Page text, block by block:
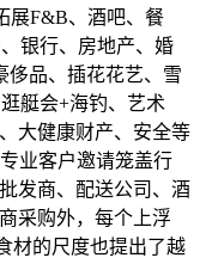
展F&B、酒吧、餐
银行、房地产、婚
侈品、插花花艺、雪
艇会+海钓、艺术
大健康财产、安全等
业客户邀请笼盖行
发商、配送公司、酒
采购外，每个上浮
材的尺度也提出了越